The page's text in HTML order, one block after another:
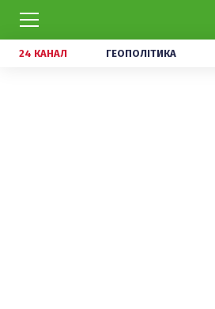
24 КАНАЛ ГЕОПОЛІТИКА